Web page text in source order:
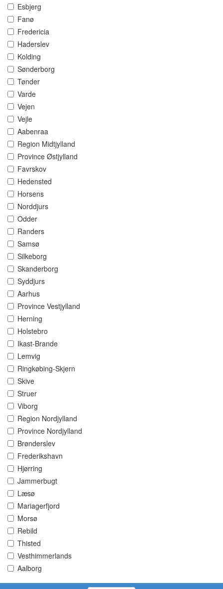
Esbjerg
Fanø
Fredericia
Haderslev
Kolding
Sønderborg
Tønder
Varde
Vejen
Vejle
Aabenraa
Region Midtjylland
Province Østjylland
Favrskov
Hedensted
Horsens
Norddjurs
Odder
Randers
Samsø
Silkeborg
Skanderborg
Syddjurs
Aarhus
Province Vestjylland
Herning
Holstebro
Ikast-Brande
Lemvig
Ringkøbing-Skjern
Skive
Struer
Viborg
Region Nordjylland
Province Nordjylland
Brønderslev
Frederikshavn
Hjørring
Jammerbugt
Læsø
Mariagerfjord
Morsø
Rebild
Thisted
Vesthimmerlands
Aalborg